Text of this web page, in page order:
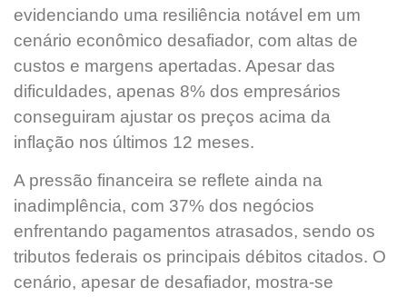
evidenciando uma resiliência notável em um
cenário econômico desafiador, com altas de
custos e margens apertadas. Apesar das
dificuldades, apenas 8% dos empresários
conseguiram ajustar os preços acima da
inflação nos últimos 12 meses.
A pressão financeira se reflete ainda na
inadimplência, com 37% dos negócios
enfrentando pagamentos atrasados, sendo os
tributos federais os principais débitos citados. O
cenário, apesar de desafiador, mostra-se